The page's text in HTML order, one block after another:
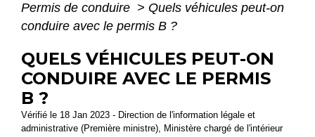
Permis de conduire > Quels véhicules peut-on
conduire avec le permis B ?
QUELS VÉHICULES PEUT-ON
CONDUIRE AVEC LE PERMIS
B ?
Vérifié le 18 Jan 2023 - Direction de l'information légale et
administrative (Première ministre), Ministère chargé de l'intérieur